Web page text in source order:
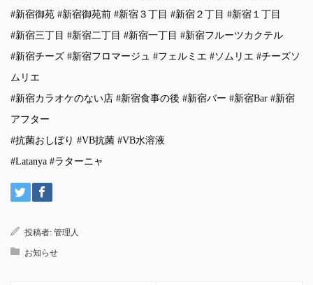
#新宿御苑 #新宿御苑前 #新宿３丁目 #新宿２丁目 #新宿１丁目
#新宿三丁目 #新宿二丁目 #新宿一丁目 #新宿フルーツカクテル
#新宿チーズ #新宿フロマージュ #フェルミエ #ソムリエ #チーズソ
ムリエ
#新宿カラオケのない店 #新宿食事の後 #新宿バー #新宿Bar #新宿
アフター
#抗菌おしぼり #VB抗菌 #VB水溶液
#Latanya #ラターニャ
投稿者: 管理人
お知らせ